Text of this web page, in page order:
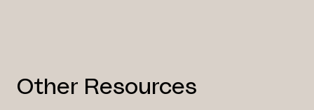
Other Resources